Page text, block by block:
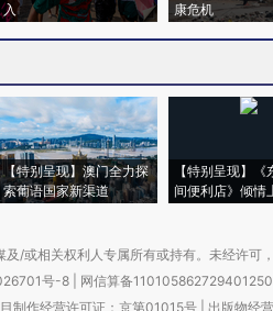
入
康危机
【特别呈现】澳门全力探
索葡语国家新渠道
【特别呈现】《
间便利店》倾情
/或相关权利人专属所有或持有。未经许可
号-8 网信算备
制作经营许可证：京第01015号| 出版物经